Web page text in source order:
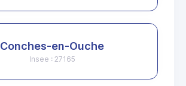
Conches-en-Ouche
Insee : 27165